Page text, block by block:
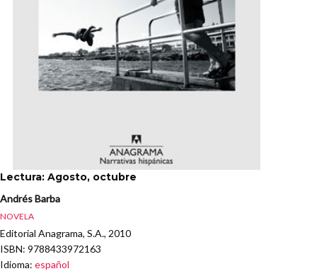
Lectura: Agosto, octubre
Andrés Barba
NOVELA
Editorial Anagrama, S.A., 2010
ISBN: 9788433972163
Idioma: español